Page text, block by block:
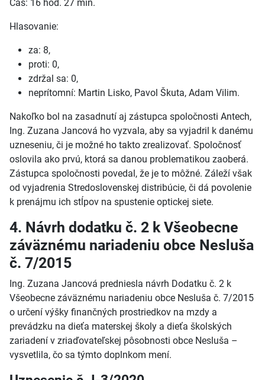
Čas: 16 hod. 27 min.
Hlasovanie:
za: 8,
proti: 0,
zdržal sa: 0,
neprítomní: Martin Lisko, Pavol Škuta, Adam Vilim.
Nakoľko bol na zasadnutí aj zástupca spoločnosti Antech,
Ing. Zuzana Jancová ho vyzvala, aby sa vyjadril k danému
uzneseniu, či je možné ho takto zrealizovať. Spoločnosť
oslovila ako prvú, ktorá sa danou problematikou zaoberá.
Zástupca spoločnosti povedal, že je to môžné. Záleží však
od vyjadrenia Stredoslovenskej distribúcie, či dá povolenie
k prenájmu ich stĺpov na spustenie optickej siete.
4. Návrh dodatku č. 2 k Všeobecne
záväznému nariadeniu obce Nesluša
č. 7/2015
Ing. Zuzana Jancová predniesla návrh Dodatku č. 2 k
Všeobecne záväznému nariadeniu obce Nesluša č. 7/2015
o určení výšky finančných prostriedkov na mzdy a
prevádzku na dieťa materskej školy a dieťa školských
zariadení v zriaďovateľskej pôsobnosti obce Nesluša –
vysvetlila, čo sa týmto doplnkom mení.